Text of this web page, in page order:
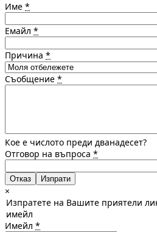
Име *
Емайл *
Причина *
Съобщение *
Кое е числото преди дванадесет?
Отговор на въпроса *
Отказ
×
Изпратете на Вашите приятели
имейл
Имейл *